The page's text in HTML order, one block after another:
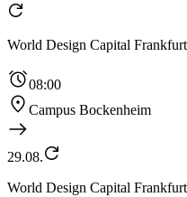
World Design Capital
08:00
Campus Bockenheim
29.08.
World Design Capital